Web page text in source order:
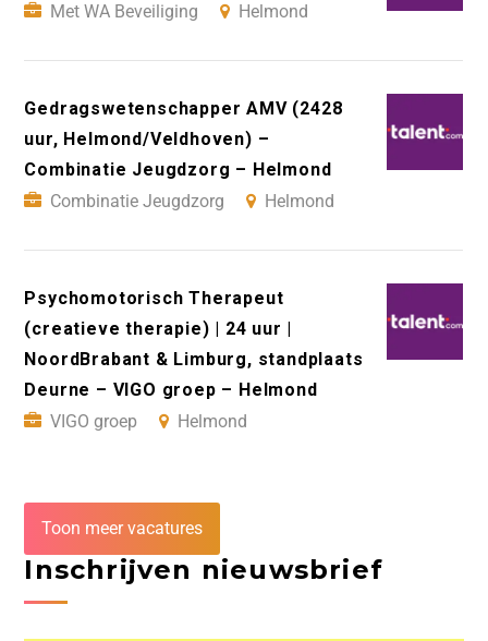
Met WA Beveiliging
Helmond
Gedragswetenschapper AMV (2428
uur, Helmond/Veldhoven) –
Combinatie Jeugdzorg – Helmond
Combinatie Jeugdzorg
Helmond
Psychomotorisch Therapeut
(creatieve therapie) | 24 uur |
NoordBrabant & Limburg, standplaats
Deurne – VIGO groep – Helmond
VIGO groep
Helmond
Toon meer vacatures
Inschrijven nieuwsbrief